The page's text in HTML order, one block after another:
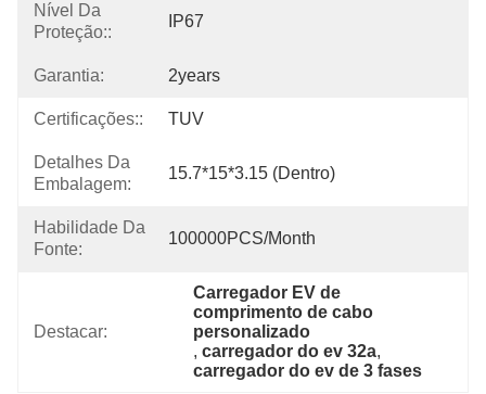
Nível Da
Proteção::
IP67
Garantia: 2years
Certificações:: TUV
Detalhes Da
Embalagem:
15.7*15*3.15 (dentro)
Habilidade Da
Fonte:
100000PCS/Month
Destacar:
Carregador EV de
comprimento de cabo
personalizado
, carregador do ev 32a,
carregador do ev de 3 fases